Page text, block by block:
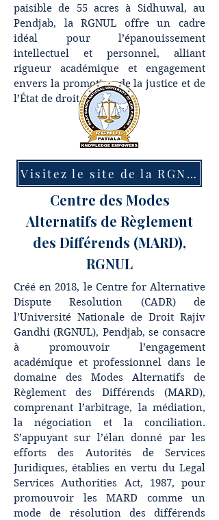
paisible de 55 acres à Sidhuwal, au
Pendjab, la RGNUL offre un cadre
idéal pour l’épanouissement
intellectuel et personnel, alliant
rigueur académique et engagement
envers la promotion de la justice et de
l’État de droit.​​
Visitez le site de la RGNUL
Centre des Modes
Alternatifs de Règlement
des Différends (MARD),
RGNUL
Créé en 2018, le Centre for Alternative
Dispute Resolution (CADR) de
l’Université Nationale de Droit Rajiv
Gandhi (RGNUL), Pendjab, se consacre
à promouvoir l’engagement
académique et professionnel dans le
domaine des Modes Alternatifs de
Règlement des Différends (MARD),
comprenant l’arbitrage, la médiation,
la négociation et la conciliation.
S’appuyant sur l’élan donné par les
efforts des Autorités de Services
Juridiques, établies en vertu du Legal
Services Authorities Act, 1987, pour
promouvoir les MARD comme un
mode de résolution des différends